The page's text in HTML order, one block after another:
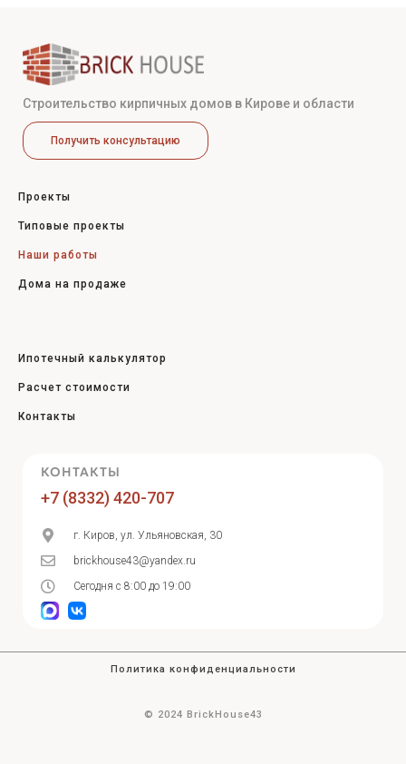
Строительство кирпичных домов в Кирове и области
Получить консультацию
Проекты
Типовые проекты
Наши работы
Дома на продаже
Ипотечный калькулятор
Расчет стоимости
Контакты
КОНТАКТЫ
+7 (8332) 420-707
г. Киров, ул. Ульяновская, 30
brickhouse43@yandex.ru
Сегодня с 8:00 до 19:00
© 2024 BrickHouse43
Политика конфиденциальности